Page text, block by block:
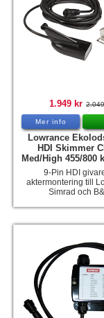
1.949 kr
Mer info
Lowrance
HDI Skimmer
Med/High 455/800
9-Pin HDI
aktermontering till
Simrad och